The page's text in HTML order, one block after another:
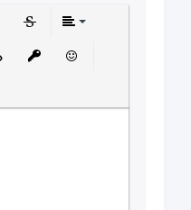
текста
цитаты
Вставка спойлера